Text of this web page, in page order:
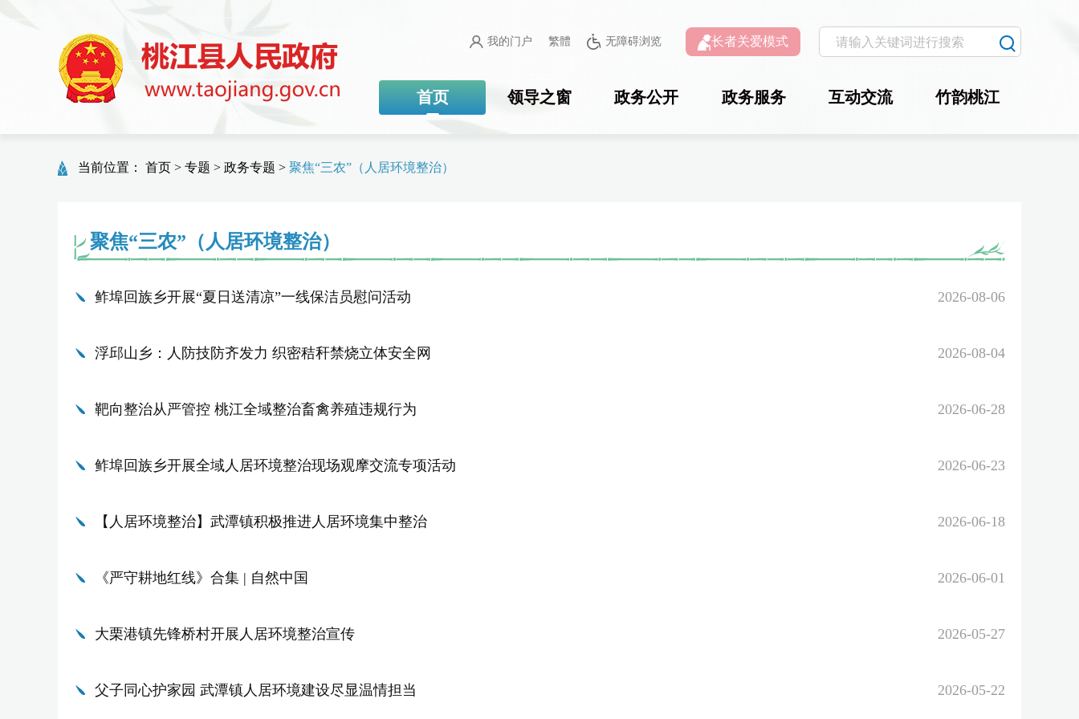
我的门户 繁體 无障碍浏览 长者关爱模式
首页 领导之窗 政务公开 政务服务 互动交流 竹韵桃江
当前位置： 首页 > 专题 > 政务专题 > 聚焦“三农”（人居环境整治）
聚焦“三农”（人居环境整治）
鲊埠回族乡开展“夏日送清凉”一线保洁员慰问活动 2026-08-06
浮邱山乡：人防技防齐发力 织密秸秆禁烧立体安全网 2026-08-04
靶向整治从严管控 桃江全域整治畜禽养殖违规行为 2026-06-28
鲊埠回族乡开展全域人居环境整治现场观摩交流专项活动 2026-06-23
【人居环境整治】武潭镇积极推进人居环境集中整治 2026-06-18
《严守耕地红线》合集 | 自然中国 2026-06-01
大栗港镇先锋桥村开展人居环境整治宣传 2026-05-27
父子同心护家园 武潭镇人居环境建设尽显温情担当 2026-05-22